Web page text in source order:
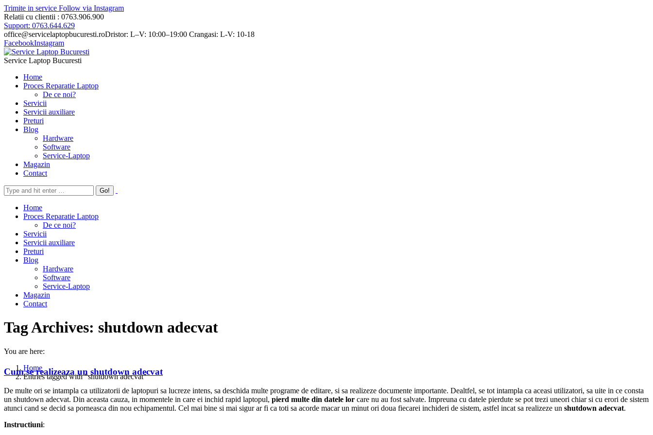
Trimite in service Follow via Instagram
Relatii cu clientii : 0763.906.900
Support: 0763.644.629
office@servicelaptopbucuresti.roDristor: L–V: 10:00–19:00 Crangasi: L-V: 10-18
FacebookInstagram
Service Laptop Bucuresti
Home
Proces Reparatie Laptop
De ce noi?
Servicii
Servicii auxiliare
Preturi
Blog
Hardware
Software
Service-Laptop
Magazin
Contact
Home
Proces Reparatie Laptop
De ce noi?
Servicii
Servicii auxiliare
Preturi
Blog
Hardware
Software
Service-Laptop
Magazin
Contact
Tag Archives: shutdown adecvat
You are here:
Home
Entries tagged with "shutdown adecvat"
Cum se realizeaza un shutdown adecvat
De multe ori se intampla ca utilizatorii de laptopuri sa lucreze intens, sa deschida multe programe de editare, si sa realizeze documente importante. Dealtfel, se tot intampla ca aceasi utilizatori, sa uite in ce consta
un shutdown adecvat. Din aceasta cauza, in momentele in care ei inchid rapid laptopul, pierd multe din datele lor care nu au fost salvate. Impreuna cu datele pierdute se pot trezi uneori chiar si cu erori de sistem
atunci cand se decid sa porneasca din nou echipamentul. Cel mai bine si mai sigur ar fi ca toti sa acorde macar un minut ori doua fiecarei inchideri de sistem, astfel incat sa realizeze un shutdown adecvat.
Instructiuni: